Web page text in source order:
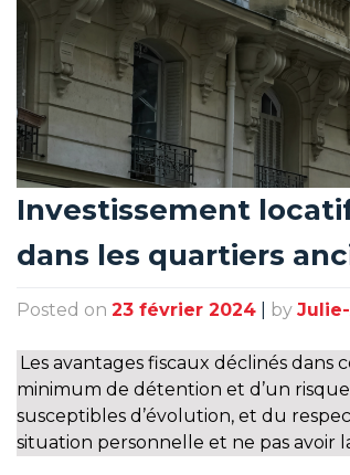
Investissement
dans les quartiers
Posted on 23 février 2024 by
Les avantages fiscaux déclinés
minimum de détention et d’un
susceptibles d’évolution, et du
situation personnelle et ne pas avoir